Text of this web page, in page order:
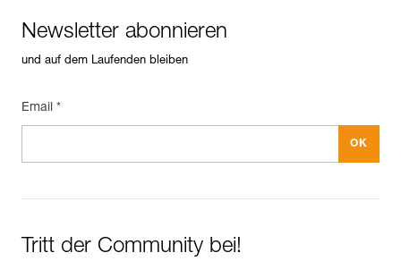
Newsletter abonnieren
und auf dem Laufenden bleiben
Email *
Tritt der Community bei!